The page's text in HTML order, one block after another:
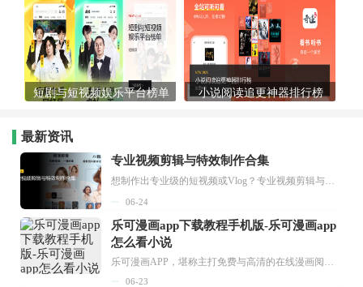
短剧与短视频娱乐平台榜单 小说阅读追更神器排行榜
最新资讯
专业视频剪辑与特效制作合集
想制作出专业级的短视频或Vlog？专业视频剪辑与特效制作大全专题为你提供了从剪辑、抠像到特效包装的全套解决方案。无论是添加炫酷的片头、进行精准的视频抠图，还是制...
06-24
乐可漫画app下载教程手机版-乐可漫画app
怎么看小说
乐可漫画APP，堪称主打免费与高清的在线漫画阅读神器。其官方版提供海量完整版漫画资源，无论是国内漫画，还是日漫、韩漫、台漫、美漫等国外漫画，应有尽有，随时供你阅读。只需轻点一下，便能直接进入阅读界面。不仅如此，乐可漫画最新版本更新速度极快，在这里，你总能抢先看到全网一手漫画章节内容！...
06-23